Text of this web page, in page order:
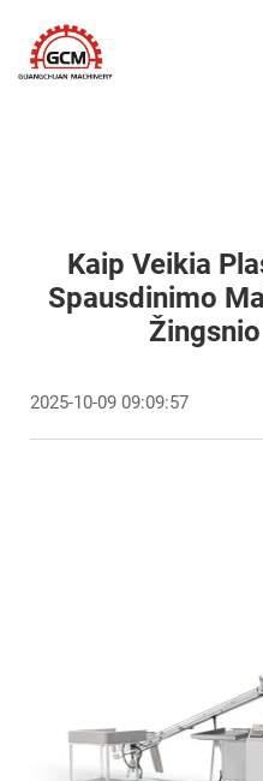
Kaip Veikia
Spausdinimo
2025-10-09 09:09:57